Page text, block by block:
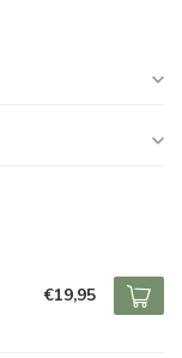
€19,95